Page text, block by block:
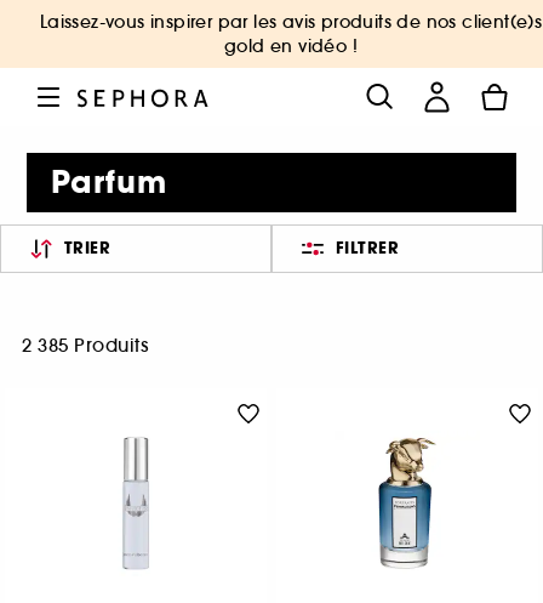
Laissez-vous inspirer par les avis produits de nos client(e)s
gold en vidéo !
Parfum
TRIER FILTRER
2 385 Produits